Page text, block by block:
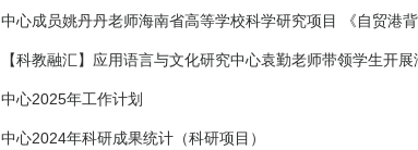
中心成员姚丹丹老师海南省高等学校科学研究项目 《自贸港
【科教融汇】应用语言与文化研究中心袁勤老师带领学生开
中心2025年工作计划
中心2024年科研成果统计（科研项目）